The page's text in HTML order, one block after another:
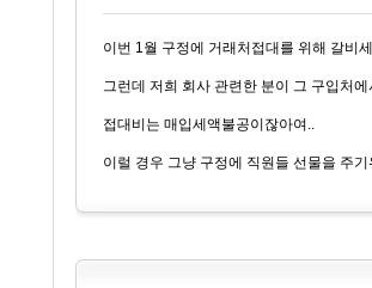
이번 1월 구정에 거래처접대를 위해 갈비
그런데 저희 회사 관련한 분이 그 구입처
접대비는 매입세액불공이잖아여..
이럴 경우 그냥 구정에 직원들 선물을 주